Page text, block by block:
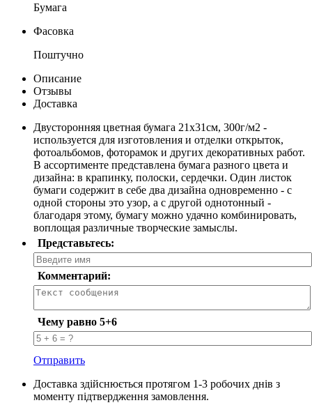
Бумага
Фасовка
Поштучно
Описание
Отзывы
Доставка
Двусторонняя цветная бумага 21х31см, 300г/м2 -
используется для изготовления и отделки открыток,
фотоальбомов, фоторамок и других декоративных работ.
В ассортименте представлена бумага разного цвета и
дизайна: в крапинку, полоски, сердечки. Один листок
бумаги содержит в себе два дизайна одновременно - с
одной стороны это узор, а с другой однотонный -
благодаря этому, бумагу можно удачно комбинировать,
воплощая различные творческие замыслы.
Представьтесь:
Комментарий:
Чему равно 5+6
Отправить
Доставка здійснюється протягом 1-3 робочих днів з
моменту підтвердження замовлення.